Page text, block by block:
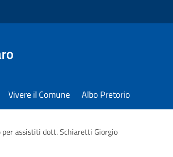
Vivere il Comune Albo Pretorio
per assistiti dott. Schiaretti Giorgio